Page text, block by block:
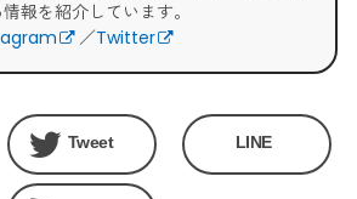
報を紹介しています。
／Twitter
Tweet LINE